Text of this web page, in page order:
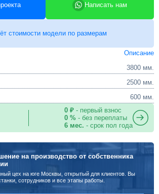
Написать нам
стоимости модели по размерам
Описание
3800 мм.
2500 мм.
600 мм.
0 ₽- первый взнос
0 %- без переплаты
6 мес. - срок пол года
на производство от собственника
цех на юге Москвы, открытый для клиентов. Вы
сотрудников и все этапы работы.